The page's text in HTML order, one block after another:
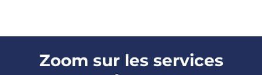
Zoom sur les services